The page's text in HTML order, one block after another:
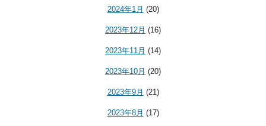
2024年1月 (20)
2023年12月 (16)
2023年11月 (14)
2023年10月 (20)
2023年9月 (21)
2023年8月 (17)